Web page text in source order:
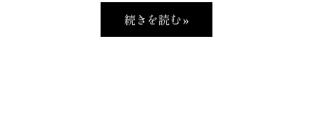
続きを読む »